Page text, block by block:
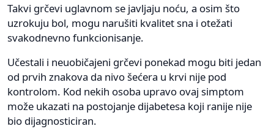
Takvi grčevi uglavnom se javljaju noću, a osim što
uzrokuju bol, mogu narušiti kvalitet sna i otežati
svakodnevno funkcionisanje.
Učestali i neuobičajeni grčevi ponekad mogu biti jedan
od prvih znakova da nivo šećera u krvi nije pod
kontrolom. Kod nekih osoba upravo ovaj simptom
može ukazati na postojanje dijabetesa koji ranije nije
bio dijagnosticiran.